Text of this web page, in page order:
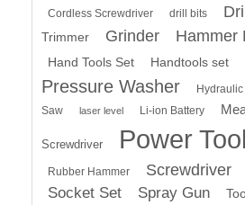
Cordless Screwdriver drill bits
Trimmer
Grinder Hammer
Hand Tools Set Handtools set
Pressure Washer
Saw
laser level Li-ion Battery
Screwdriver Power
Rubber Hammer Screwdriver
Socket Set Spray Gun